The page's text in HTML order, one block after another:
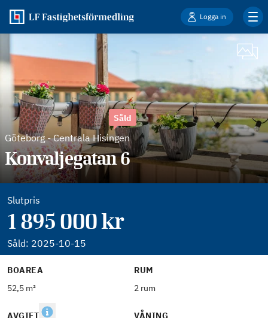
Logga in
Göteborg-Centrala Hisingen
Såld
Konvaljegatan 6
Slutpris
1 895 000 kr
Såld: 2025-10-15
BOAREA
52,5 m²
RUM
2 rum
AVGIFT
VÅNING